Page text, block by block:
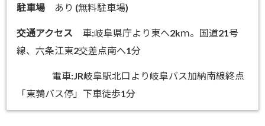
駐車場 あり (無料駐車場)
交通アクセス 車:岐阜県庁より東へ2kｍ。国道21号
線、六条江東2交差点南へ1分
電車:JR岐阜駅北口より岐阜バス加納南線終点
「東鶉バス停」下車徒歩1分